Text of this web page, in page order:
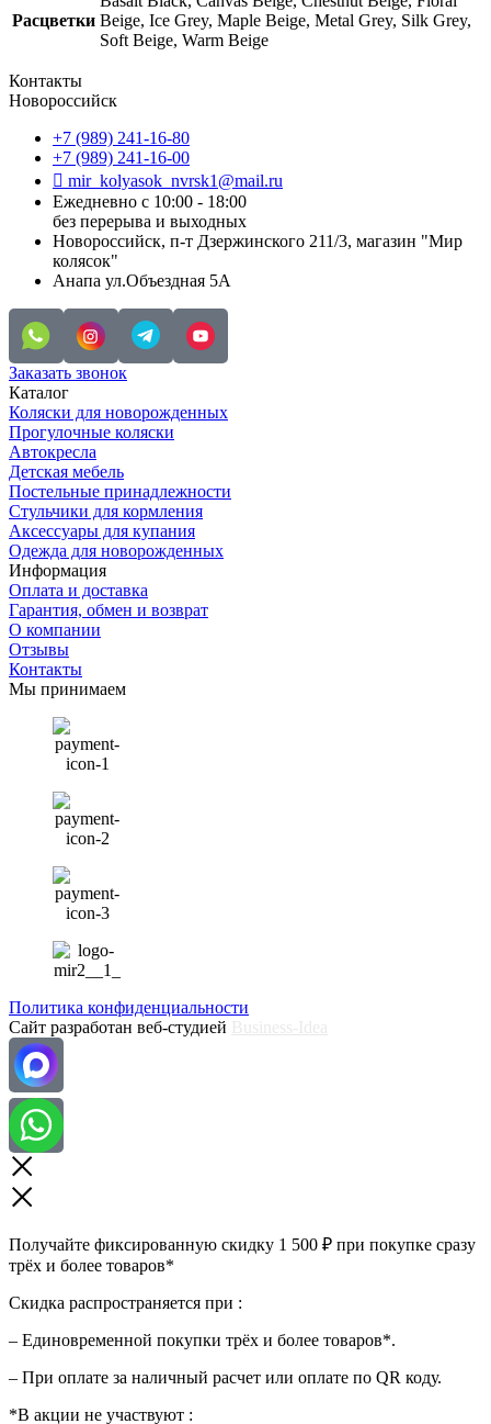
Расцветки Beige, Ice Grey, Maple Beige, Metal Grey, Silk Grey,
Soft Beige, Warm Beige
Контакты
Новороссийск
+7 (989) 241-16-80
+7 (989) 241-16-00
mir_kolyasok_nvrsk1@mail.ru
Ежедневно с 10:00 - 18:00
без перерыва и выходных
Новороссийск, п-т Дзержинского 211/3, магазин "Мир
колясок"
Анапа ул.Объездная 5А
Заказать звонок
Каталог
Коляски для новорожденных
Прогулочные коляски
Автокресла
Детская мебель
Постельные принадлежности
Стульчики для кормления
Аксессуары для купания
Одежда для новорожденных
Информация
Оплата и доставка
Гарантия, обмен и возврат
О компании
Отзывы
Контакты
Мы принимаем
Политика конфиденциальности
Сайт разработан веб-студией
Получайте фиксированную скидку 1 500 ₽ при покупке сразу
трёх и более товаров*
Скидка распространяется при :
– Единовременной покупки трёх и более товаров*.
– При оплате за наличный расчет или оплате по QR коду.
*В акции не участвуют :